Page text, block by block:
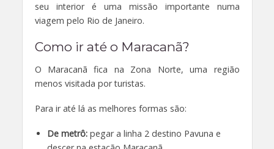
seu interior é uma missão importante numa
viagem pelo Rio de Janeiro.
Como ir até o Maracanã?
O Maracanã fica na Zona Norte, uma região
menos visitada por turistas.
Para ir até lá as melhores formas são:
De metrô: pegar a linha 2 destino Pavuna e